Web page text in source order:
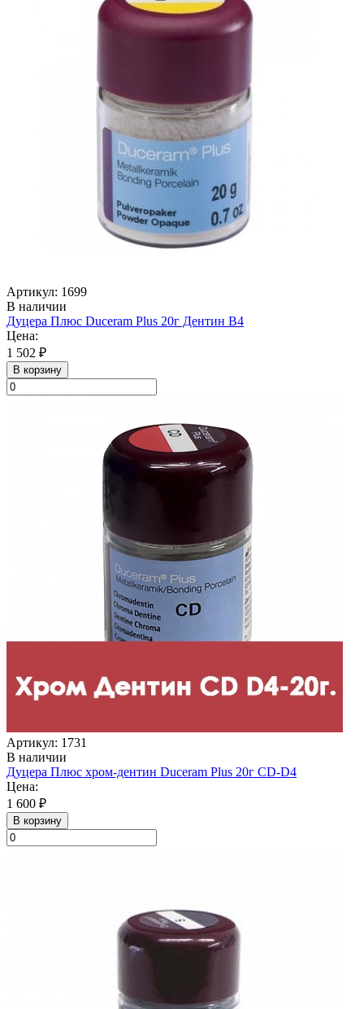
Артикул: 1699
В наличии
Дуцера Плюс Duceram Plus 20г Дентин В4
Цена:
1 502 ₽
В корзину
Артикул: 1731
В наличии
Дуцера Плюс хром-дентин Duceram Plus 20г CD-D4
Цена:
1 600 ₽
В корзину